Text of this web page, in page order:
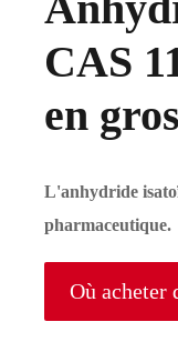
CAS
en
L'anhydride
pharmaceutique.
Où acheter